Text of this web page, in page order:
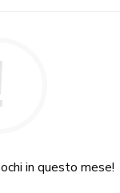
in questo mese!